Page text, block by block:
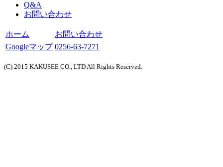
Q&A
お問い合わせ
ホーム
お問い合わせ
Googleマップ 0256-63-7271
(C) 2015 KAKUSEE CO., LTD All Rights Reserved.